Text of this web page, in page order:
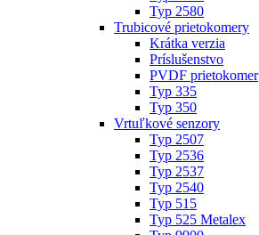
Typ 2580
Trubicové prietokomery
Krátka verzia
Príslušenstvo
PVDF prietokomer
Typ 335
Typ 350
Vrtuľkové senzory
Typ 2507
Typ 2536
Typ 2537
Typ 2540
Typ 515
Typ 525 Metalex